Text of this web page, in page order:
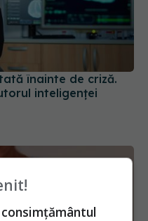
înainte de criză.
inteligenței